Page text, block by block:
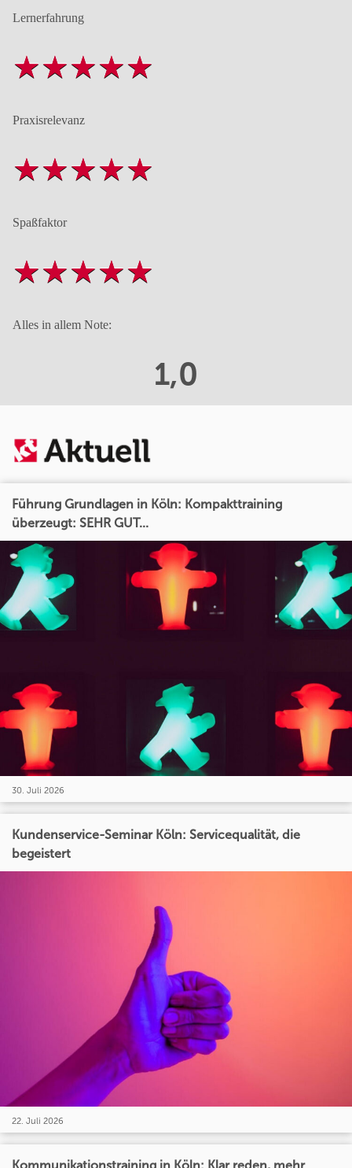
Lernerfahrung
Praxisrelevanz
Spaßfaktor
Alles in allem Note:
1,0
Führung Grundlagen in Köln: Kompakttraining
überzeugt: SEHR GUT...
30. Juli 2026
Kundenservice-Seminar Köln: Servicequalität, die
begeistert
22. Juli 2026